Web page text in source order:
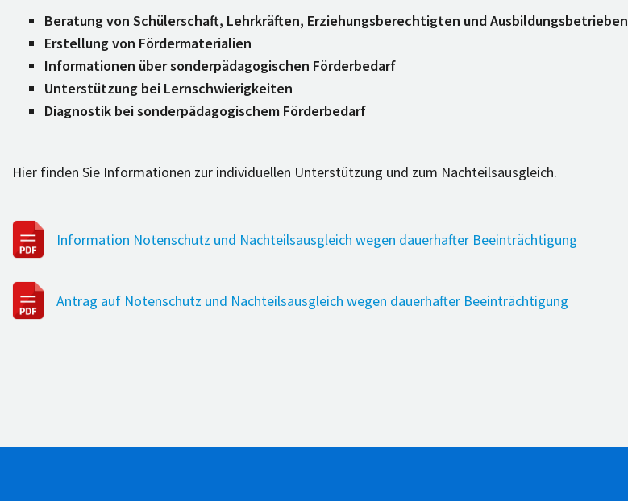
Beratung von Schülerschaft, Lehrkräften, Erziehungsberechtigten und Ausbildungsbetrieben
Erstellung von Fördermaterialien
Informationen über sonderpädagogischen Förderbedarf
Unterstützung bei Lernschwierigkeiten
Diagnostik bei sonderpädagogischem Förderbedarf
Hier finden Sie Informationen zur individuellen Unterstützung und zum Nachteilsausgleich.
Information Notenschutz und Nachteilsausgleich wegen dauerhafter Beeinträchtigung
Antrag auf Notenschutz und Nachteilsausgleich wegen dauerhafter Beeinträchtigung